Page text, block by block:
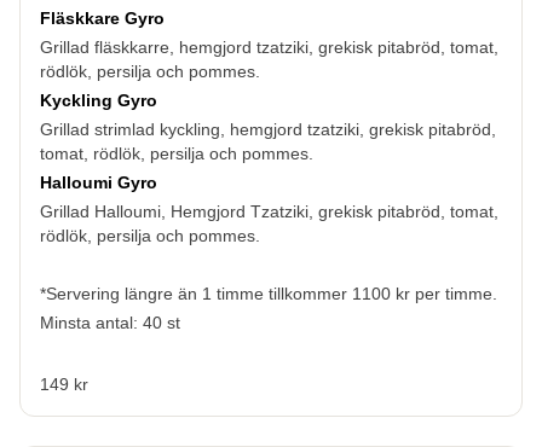
Fläskkare Gyro
Grillad fläskkarre, hemgjord tzatziki, grekisk pitabröd, tomat,
rödlök, persilja och pommes.
Kyckling Gyro
Grillad strimlad kyckling, hemgjord tzatziki, grekisk pitabröd,
tomat, rödlök, persilja och pommes.
Halloumi Gyro
Grillad Halloumi, Hemgjord Tzatziki, grekisk pitabröd, tomat,
rödlök, persilja och pommes.
*Servering längre än 1 timme tillkommer 1100 kr per timme.
Minsta antal: 40 st
149 kr